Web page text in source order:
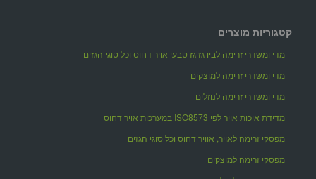
קטגוריות מוצרים
מדי ומשדרי זרימה לביו גז גז טבעי אויר דחוס וכל סוגי הגזים
מדי ומשדרי זרימה למוצקים
מדי ומשדרי זרימה לנוזלים
מדידת איכות אויר לפי ISO8573 במערכות אויר דחוס
מפסקי זרימה לאויר, אוויר דחוס וכל סוגי הגזים
מפסקי זרימה למוצקים